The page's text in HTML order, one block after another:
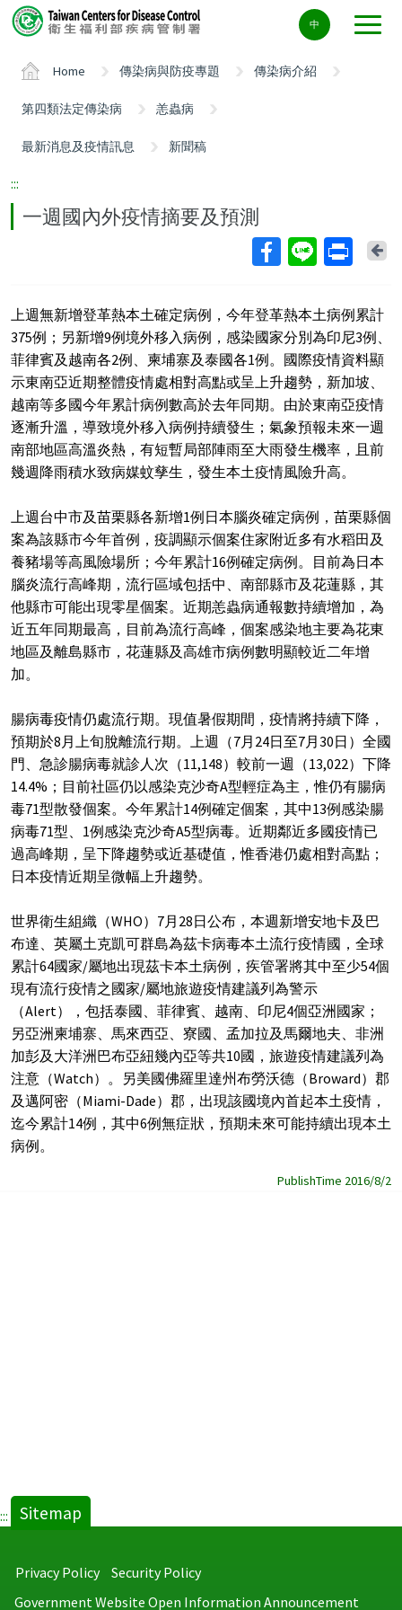
Center
block
中
Home 傳染病與防疫專題 傳染病介紹
第四類法定傳染病 恙蟲病
最新消息及疫情訊息 新聞稿
:::
一週國內外疫情摘要及預測
上週無新增登革熱本土確定病例，今年登革熱本土病例累計
375例；另新增9例境外移入病例，感染國家分別為印尼3例、
菲律賓及越南各2例、柬埔寨及泰國各1例。國際疫情資料顯
示東南亞近期整體疫情處相對高點或呈上升趨勢，新加坡、
越南等多國今年累計病例數高於去年同期。由於東南亞疫情
逐漸升溫，導致境外移入病例持續發生；氣象預報未來一週
南部地區高溫炎熱，有短暫局部陣雨至大雨發生機率，且前
幾週降雨積水致病媒蚊孳生，發生本土疫情風險升高。
上週台中市及苗栗縣各新增1例日本腦炎確定病例，苗栗縣個
案為該縣市今年首例，疫調顯示個案住家附近多有水稻田及
養豬場等高風險場所；今年累計16例確定病例。目前為日本
腦炎流行高峰期，流行區域包括中、南部縣市及花蓮縣，其
他縣市可能出現零星個案。近期恙蟲病通報數持續增加，為
近五年同期最高，目前為流行高峰，個案感染地主要為花東
地區及離島縣市，花蓮縣及高雄市病例數明顯較近二年增
加。
腸病毒疫情仍處流行期。現值暑假期間，疫情將持續下降，
預期於8月上旬脫離流行期。上週（7月24日至7月30日）全國
門、急診腸病毒就診人次（11,148）較前一週（13,022）下降
14.4%；目前社區仍以感染克沙奇A型輕症為主，惟仍有腸病
毒71型散發個案。今年累計14例確定個案，其中13例感染腸
病毒71型、1例感染克沙奇A5型病毒。近期鄰近多國疫情已
過高峰期，呈下降趨勢或近基礎值，惟香港仍處相對高點；
日本疫情近期呈微幅上升趨勢。
世界衛生組織（WHO）7月28日公布，本週新增安地卡及巴
布達、英屬土克凱可群島為茲卡病毒本土流行疫情國，全球
累計64國家/屬地出現茲卡本土病例，疾管署將其中至少54個
現有流行疫情之國家/屬地旅遊疫情建議列為警示
（Alert），包括泰國、菲律賓、越南、印尼4個亞洲國家；
另亞洲柬埔寨、馬來西亞、寮國、孟加拉及馬爾地夫、非洲
加彭及大洋洲巴布亞紐幾內亞等共10國，旅遊疫情建議列為
注意（Watch）。另美國佛羅里達州布勞沃德（Broward）郡
及邁阿密（Miami-Dade）郡，出現該國境內首起本土疫情，
迄今累計14例，其中6例無症狀，預期未來可能持續出現本土
病例。
PublishTime 2016/8/2
::: Sitemap
Privacy Policy
Security Policy
Government Website Open Information Announcement